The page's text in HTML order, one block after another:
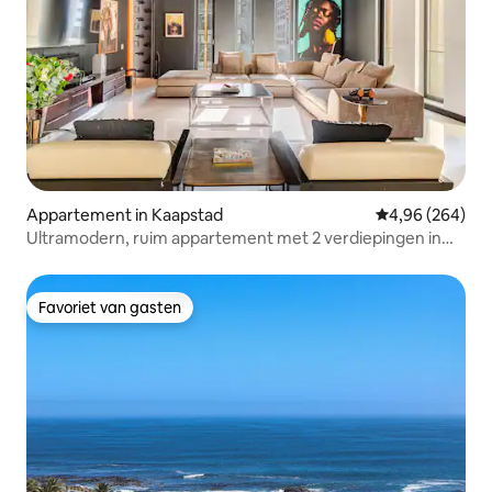
Appartement in Kaapstad Gemiddelde
4,96 (264)
Ultramodern, ruim appartement met 2 verdiepingen in
Favoriet van gasten
Favoriet van gasten